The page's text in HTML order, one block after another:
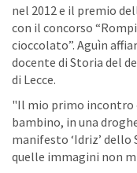
nel 2012 e il premio
con il concorso
cioccolato”. Aguìn
docente di Storia del
di Lecce.
"Il mio primo incontro
bambino, in una
manifesto ‘Idriz’
quelle immagini non